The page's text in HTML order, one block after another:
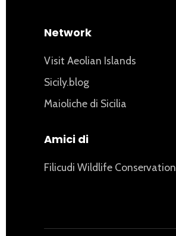
Network
Visit Aeolian Islands
Sicily.blog
Maioliche di Sicilia
Amici di
Filicudi Wildlife Conservation